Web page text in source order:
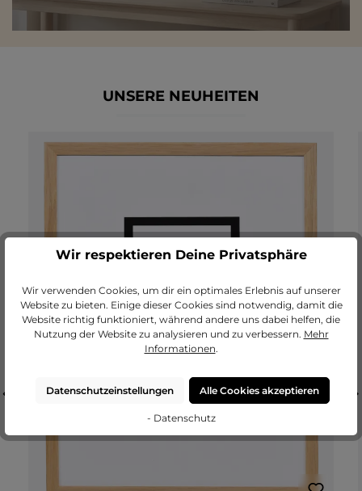
UNSERE NEUHEITEN
Wir respektieren Deine Privatsphäre
Wir verwenden Cookies, um dir ein optimales Erlebnis auf unserer
Website zu bieten. Einige dieser Cookies sind notwendig, damit die
Website richtig funktioniert, während andere uns dabei helfen, die
Nutzung der Website zu analysieren und zu verbessern. Mehr
Informationen.
Datenschutzeinstellungen Alle Cookies akzeptieren
- Datenschutz